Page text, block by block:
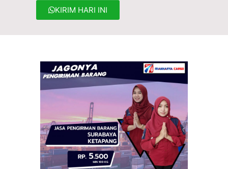
KIRIM HARI INI